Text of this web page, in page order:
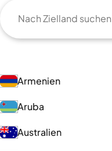
Armenien
Aruba
Australien